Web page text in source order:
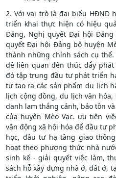
2. Với vai trò là đại biểu HĐND
triển khai thực hiện có hiệu
Đảng, Nghị quyết Đại hội
quyết Đại hội Đảng bộ huyện
thành những chính sách cụ
đề liên quan đến thúc đẩy
đó tập trung đầu tư phát triển
tư tạo ra các sản phẩm du lịch
lịch cộng đồng, du lịch văn
danh lam thắng cảnh, bảo tồn
của huyện Mèo Vạc. ưu tiên
vận động xã hội hóa để đầu tư
học, đầu tư hạ tầng giao
hoạt theo phương thức nhà
sinh kế - giải quyết việc làm,
sách hỗ xây dựng nhà ở, đất ở,